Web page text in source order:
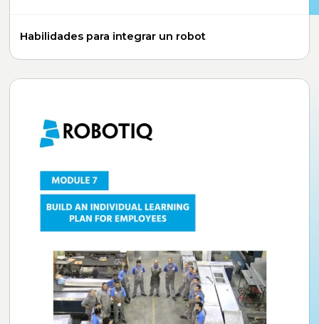
Habilidades para integrar un robot